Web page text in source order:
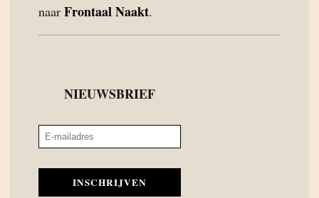
naar Frontaal Naakt.
NIEUWSBRIEF
INSCHRIJVEN